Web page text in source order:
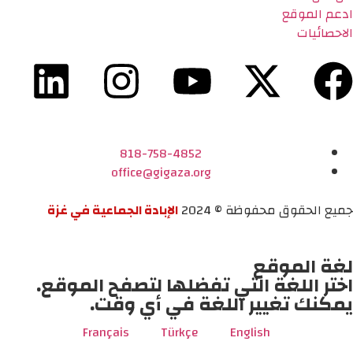
ادعم الموقع
الاحصائيات
818-758-4852
office@gigaza.org
جميع الحقوق محفوظة © 2024
الإبادة الجماعية في غزة
لغة الموقع
اختر اللغة التي تفضلها لتصفح الموقع.
يمكنك تغيير اللغة في أي وقت.
English
Türkçe
Français